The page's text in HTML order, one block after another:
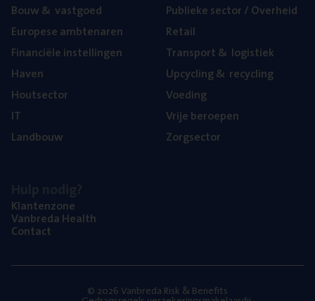
Bouw& vastgoed
Euro­pe­se ambtenaren
Finan­ci­ë­le instellingen
Haven
Hout­sec­tor
IT
Land­bouw
Publie­ke sec­tor / Overheid
Retail
Trans­port& logistiek
Upcy­cling& recycling
Voe­ding
Vrije beroe­pen
Zorg­sec­tor
Klan­ten­zo­ne
Van­b­re­da Health
Con­tact
© 2026 Vanbreda Risk & Benefits